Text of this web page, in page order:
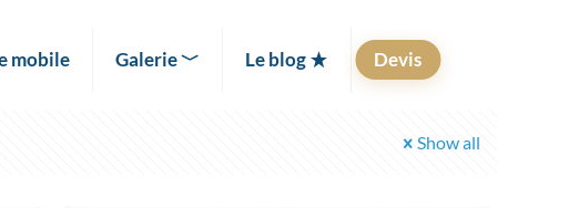
mobile Galerie ﹀ Le blog Devis
Show all